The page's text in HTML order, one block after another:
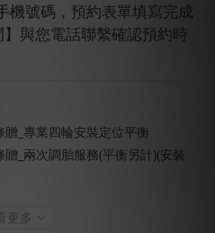
機號碼，預約表單填寫完成
與您電話聯繫確認預約時
_專業四輪安裝定位平衡
_兩次調胎服務(平衡另計)(安裝
更多